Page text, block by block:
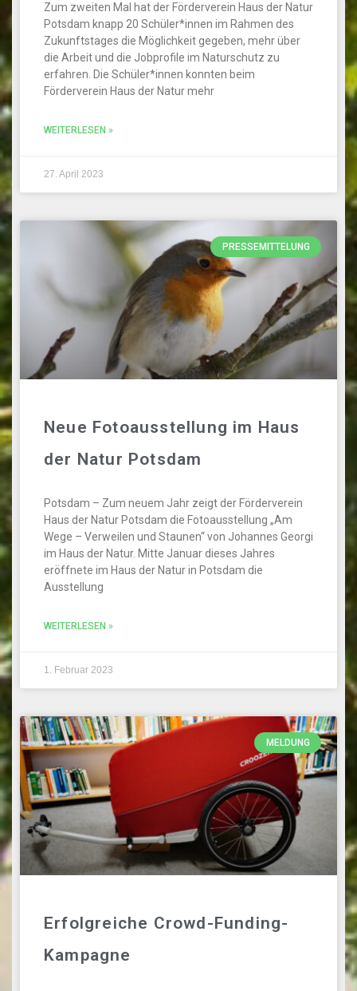
Zum zweiten Mal hat der Förderverein Haus der Natur
Potsdam knapp 20 Schüler*innen im Rahmen des
Zukunftstages die Möglichkeit gegeben, mehr über
die Arbeit und die Jobprofile im Naturschutz zu
erfahren. Die Schüler*innen konnten beim
Förderverein Haus der Natur mehr
WEITERLESEN »
27. April 2023
PRESSEMITTELUNG
Neue Fotoausstellung im Haus
der Natur Potsdam
Potsdam – Zum neuem Jahr zeigt der Förderverein
Haus der Natur Potsdam die Fotoausstellung „Am
Wege – Verweilen und Staunen“ von Johannes Georgi
im Haus der Natur. Mitte Januar dieses Jahres
eröffnete im Haus der Natur in Potsdam die
Ausstellung
WEITERLESEN »
1. Februar 2023
MELDUNG
Erfolgreiche Crowd-Funding-
Kampagne